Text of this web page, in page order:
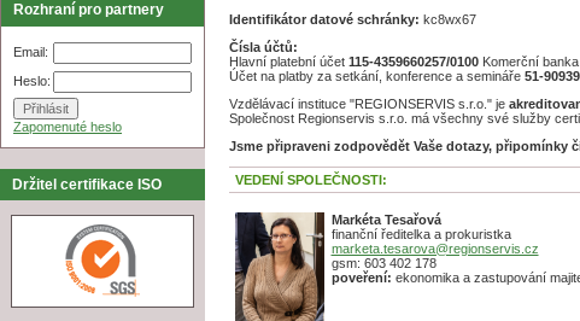
Rozhraní pro partnery
Email:
Heslo:
Zapomenuté heslo
Držitel certifikace ISO
Identifikátor datové schránky: kc8wx67
Čísla účtů:
Hlavní platební účet 115-4359660257/0100 Komerční banka
Účet na platby za setkání, konference a semináře 51-
Vzdělávací instituce "REGIONSERVIS s.r.o." je
Společnost Regionservis s.r.o. má všechny své služby
Jsme připraveni zodpovědět Vaše dotazy, připomínky
VEDENÍ SPOLEČNOSTI:
Markéta Tesařová
finanční ředitelka a prokuristka
marketa.tesarova@regionservis.cz
gsm: 603 402 178
poveření: ekonomika a zastupování